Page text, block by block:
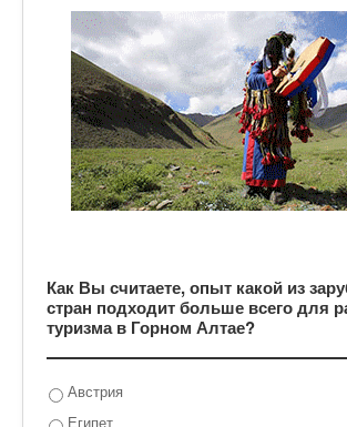
Как Вы считаете, опыт какой из
стран подходит больше всего для
туризма в Горном Алтае?
Австрия
Египет